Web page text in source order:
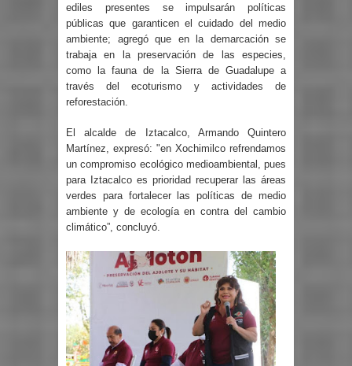
ediles presentes se impulsarán políticas
públicas que garanticen el cuidado del medio
ambiente; agregó que en la demarcación se
trabaja en la preservación de las especies,
como la fauna de la Sierra de Guadalupe a
través del ecoturismo y actividades de
reforestación.
El alcalde de Iztacalco, Armando Quintero
Martínez, expresó: "en Xochimilco refrendamos
un compromiso ecológico medioambiental, pues
para Iztacalco es prioridad recuperar las áreas
verdes para fortalecer las políticas de medio
ambiente y de ecología en contra del cambio
climático”, concluyó.